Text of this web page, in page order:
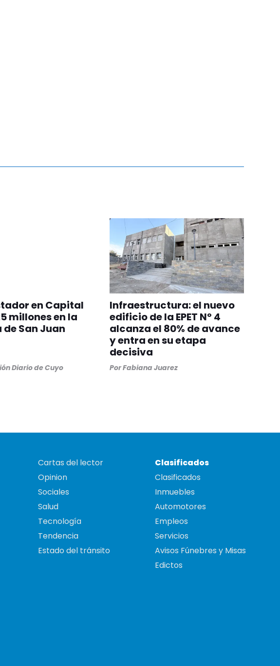
en Capital
millones en la
de San Juan
Diario de Cuyo
Infraestructura: el nuevo
edificio de la EPET Nº 4
alcanza el 80% de avance
y entra en su etapa
decisiva
PorFabiana Juarez
Cartas del lector
Opinion
Sociales
Salud
Tecnología
Tendencia
Estado del tránsito
Clasificados
Clasificados
Inmuebles
Automotores
Empleos
Servicios
Avisos Fúnebres y Misas
Edictos